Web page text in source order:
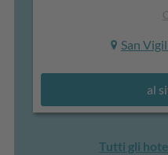
San
al
Tutti gli